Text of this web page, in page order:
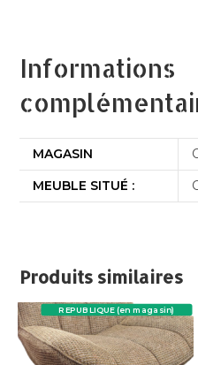
Informations
MAGASIN
MEUBLE SITUÉ :
Produits similaires
REPUBLIQUE (en magasin)